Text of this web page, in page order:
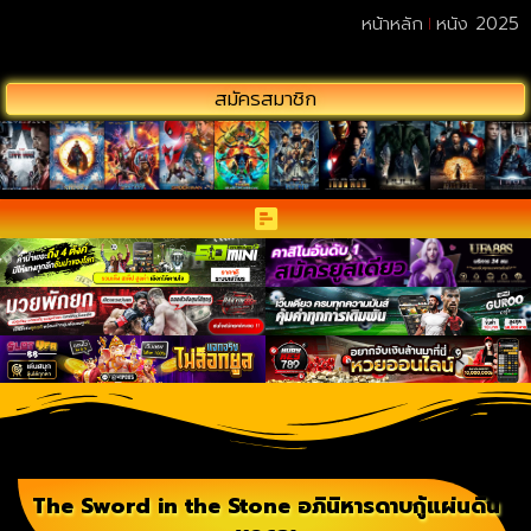
สมัครสมาชิก
หน้าหลัก หนัง 2025
The Sword in the Stone อภินิหารดาบกู้แผ่นดิน